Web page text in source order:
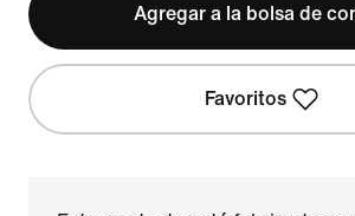
Agregar a la bolsa de
Favoritos